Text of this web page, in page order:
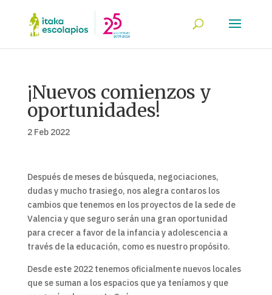
¡Nuevos comienzos y
oportunidades!
2 Feb 2022
Después de meses de búsqueda, negociaciones,
dudas y mucho trasiego, nos alegra contaros los
cambios que tenemos en los proyectos de la sede de
Valencia y que seguro serán una gran oportunidad
para crecer a favor de la infancia y adolescencia a
través de la educación, como es nuestro propósito.
Desde este 2022 tenemos oficialmente nuevos locales
que se suman a los espacios que ya teníamos y que